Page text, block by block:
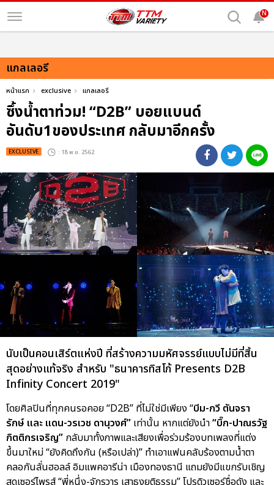
N
แกลเลอรี
หน้าแรก exclusive แกลเลอรี
ซึ้งน้ำตาท่วม! “D2B” บอยแบนด์
อันดับ1ของประเทศ กลับมาอีกครั้ง
EXCLUSIVE : 18 พ.ย. 2562
นับเป็นคอนเสิร์ตแห่งปี ที่สร้างความมหัศจรรย์แบบไม่มีที่สิ้น
สุดอย่างแท้จริง สำหรับ "ธนาคารทิสโก้ Presents D2B
Infinity Concert 2019"
โดยศิลปินที่ทุกคนรอคอย “D2B” ที่ไม่ใช่มีเพียง “บีม-กวี ตันจรา
รักษ์ และ แดน-วรเวช ดานุวงศ์” เท่านั้น หากแต่ยังนำ“บิ๊ก-ปาณรวัฐ
กิตติกรเจริญ” กลับมาทั้งภาพและเสียงเพื่อร่วมร้องบทเพลงที่แต่ง
ขึ้นมาใหม่ “ยังคิดถึงกัน (หรือเปล่า)” ทำเอาแฟนคลับร้องตามน้ำตา
คลอกันลั่นฮอลล์ อิมแพคอารีน่า เมืองทองธานี แถมยังมีแขกรับเชิญ
สุดเซอร์ไพรส์ “พี่หนึ่ง-จักรวาร เสาธงยุติธรรม” โปรดิวเซอร์ชื่อดัง และ